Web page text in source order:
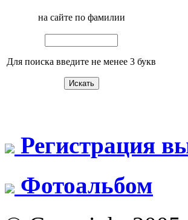
на сайте по фамилии
Для поиска введите не менее 3 букв
Регистрация
Фотоальбом